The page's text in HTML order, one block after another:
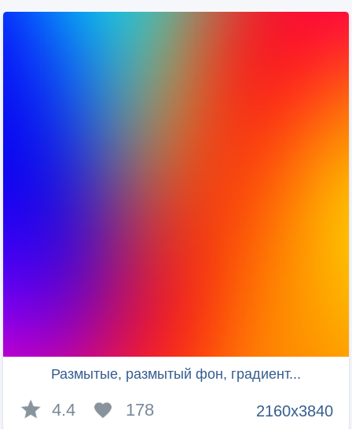
Размытые, размытый фон, градиент...
2160x3840
4.4 178